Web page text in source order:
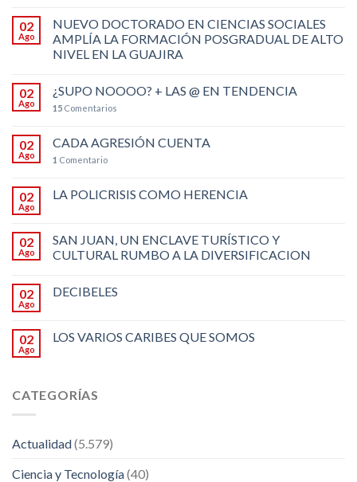
02
Ago
NUEVO DOCTORADO EN CIENCIAS SOCIALES
AMPLÍA LA FORMACIÓN POSGRADUAL DE ALTO
NIVEL EN LA GUAJIRA
02
Ago
¿SUPO NOOOO? + LAS @ EN TENDENCIA
15 Comentarios
02
Ago
CADA AGRESIÓN CUENTA
1 Comentario
02
Ago
LA POLICRISIS COMO HERENCIA
02
Ago
SAN JUAN, UN ENCLAVE TURÍSTICO Y
CULTURAL RUMBO A LA DIVERSIFICACION
02
Ago
DECIBELES
02
Ago
LOS VARIOS CARIBES QUE SOMOS
CATEGORÍAS
Actualidad(5.579)
Ciencia y Tecnología(40)